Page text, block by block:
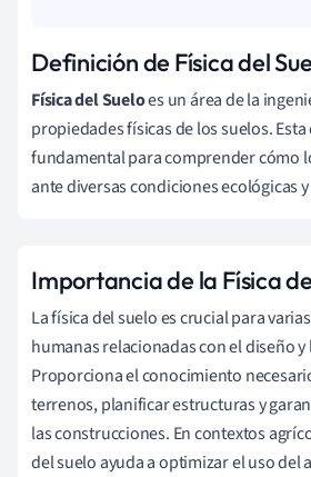
Definición de Física del
Física del Sueloes un área de la
propiedades físicas de los suelos.
fundamental para comprender cómo
ante diversas condiciones ecológicas
Importancia de la Física
La física del suelo es crucial para
humanas relacionadas con el diseño
Proporciona el conocimiento
terrenos, planificar estructuras y
las construcciones. En contextos
del suelo ayuda a optimizar el uso del